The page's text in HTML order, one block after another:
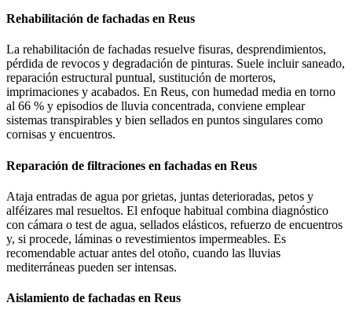
Rehabilitación de fachadas en Reus
La rehabilitación de fachadas resuelve fisuras, desprendimientos,
pérdida de revocos y degradación de pinturas. Suele incluir saneado,
reparación estructural puntual, sustitución de morteros,
imprimaciones y acabados. En Reus, con humedad media en torno
al 66 % y episodios de lluvia concentrada, conviene emplear
sistemas transpirables y bien sellados en puntos singulares como
cornisas y encuentros.
Reparación de filtraciones en fachadas en Reus
Ataja entradas de agua por grietas, juntas deterioradas, petos y
alféizares mal resueltos. El enfoque habitual combina diagnóstico
con cámara o test de agua, sellados elásticos, refuerzo de encuentros
y, si procede, láminas o revestimientos impermeables. Es
recomendable actuar antes del otoño, cuando las lluvias
mediterráneas pueden ser intensas.
Aislamiento de fachadas en Reus